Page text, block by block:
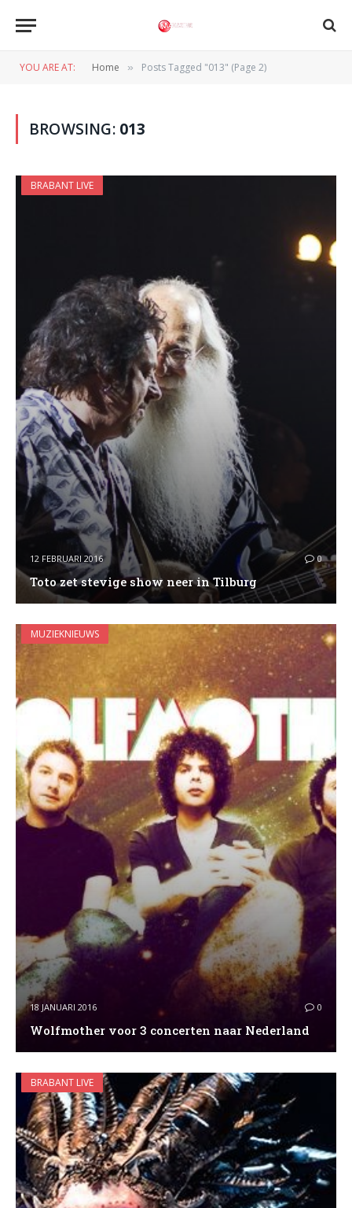
YOU ARE AT: Home » Posts Tagged "013" (Page 2)
BROWSING: 013
BRABANT LIVE
12 FEBRUARI 2016 0
Toto zet stevige show neer in Tilburg
MUZIEKNIEUWS
18 JANUARI 2016 0
Wolfmother voor 3 concerten naar Nederland
BRABANT LIVE